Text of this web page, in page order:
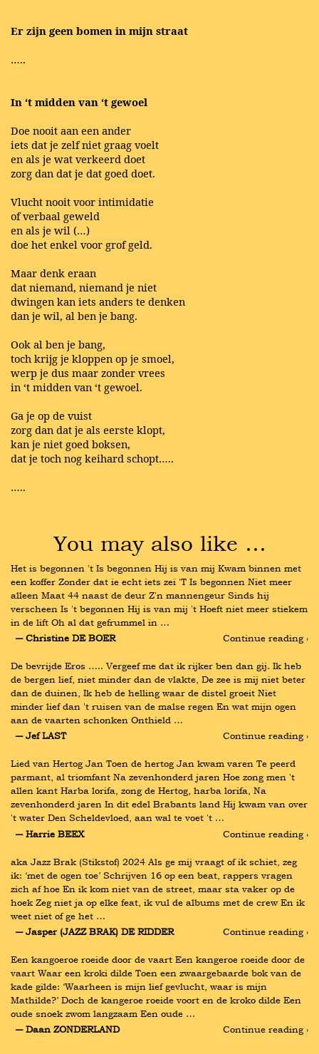
Er zijn geen bomen in mijn straat
…..
In ‘t midden van ‘t gewoel
Doe nooit aan een ander
iets dat je zelf niet graag voelt
en als je wat verkeerd doet
zorg dan dat je dat goed doet.
Vlucht nooit voor intimidatie
of verbaal geweld
en als je wil (…)
doe het enkel voor grof geld.
Maar denk eraan
dat niemand, niemand je niet
dwingen kan iets anders te denken
dan je wil, al ben je bang.
Ook al ben je bang,
toch krijg je kloppen op je smoel,
werp je dus maar zonder vrees
in ‘t midden van ‘t gewoel.
Ga je op de vuist
zorg dan dat je als eerste klopt,
kan je niet goed boksen,
dat je toch nog keihard schopt…..
…..
You may also like …
Het is begonnen 't Is begonnen Hij is van mij Kwam binnen met
een koffer Zonder dat ie echt iets zei 'T Is begonnen Niet meer
alleen Maat 44 naast de deur Z'n mannengeur Sinds hij
verscheen Is 't begonnen Hij is van mij 't Hoeft niet meer stiekem
in de lift Oh al dat gefrummel in …
― Christine DE BOER
Continue reading ›
De bevrijde Eros ….. Vergeef me dat ik rijker ben dan gij. Ik heb
de bergen lief, niet minder dan de vlakte, De zee is mij niet beter
dan de duinen, Ik heb de helling waar de distel groeit Niet
minder lief dan 't ruisen van de malse regen En wat mijn ogen
aan de vaarten schonken Onthield …
― Jef LAST
Continue reading ›
Lied van Hertog Jan Toen de hertog Jan kwam varen Te peerd
parmant, al triomfant Na zevenhonderd jaren Hoe zong men 't
allen kant Harba lorifa, zong de Hertog, harba lorifa, Na
zevenhonderd jaren In dit edel Brabants land Hij kwam van over
't water Den Scheldevloed, aan wal te voet 't …
― Harrie BEEX
Continue reading ›
aka Jazz Brak (Stikstof) 2024 Als ge mij vraagt of ik schiet, zeg
ik: ‘met de ogen toe’ Schrijven 16 op een beat, rappers vragen
zich af hoe En ik kom niet van de street, maar sta vaker op de
hoek Zeg niet ja op elke feat, ik vul de albums met de crew En ik
weet niet of ge het …
― Jasper (JAZZ BRAK) DE RIDDER
Continue reading ›
Een kangoeroe roeide door de vaart Een kangeroe roeide door de
vaart Waar een kroki dilde Toen een zwaargebaarde bok van de
kade gilde: ‘Waarheen is mijn lief gevlucht, waar is mijn
Mathilde?’ Doch de kangeroe roeide voort en de kroko dilde Een
oude snoek zwom langzaam Een oude …
― Daan ZONDERLAND
Continue reading ›